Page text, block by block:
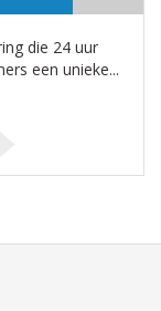
die 24 uur
een unieke...